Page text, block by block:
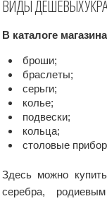
ВИДЫ ДЕШЕВЫХ
В каталоге
броши;
браслеты;
серьги;
колье;
подвески;
кольца;
столовые
Здесь можно
серебра,